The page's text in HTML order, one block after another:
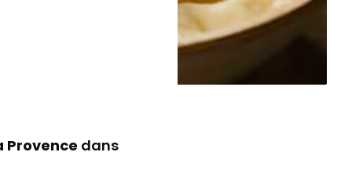
Provence dans